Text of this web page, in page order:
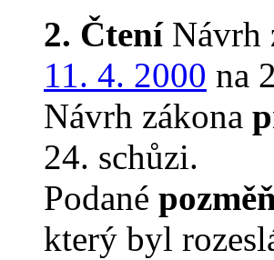
2. ČteníNávrh
11. 4. 2000 na
Návrh zákona
24. schůzi.
Podané
který byl